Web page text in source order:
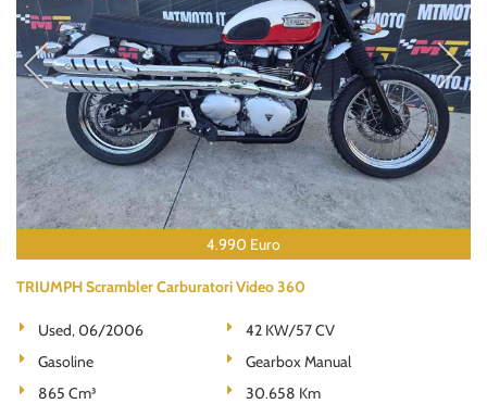
4.990 Euro
TRIUMPH Scrambler Carburatori Video 360
Used, 06/2006
42 KW/57 CV
Gasoline
Gearbox Manual
865 Cm³
30.658 Km